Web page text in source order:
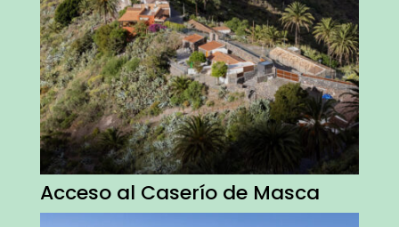
Acceso al Caserío de Masca